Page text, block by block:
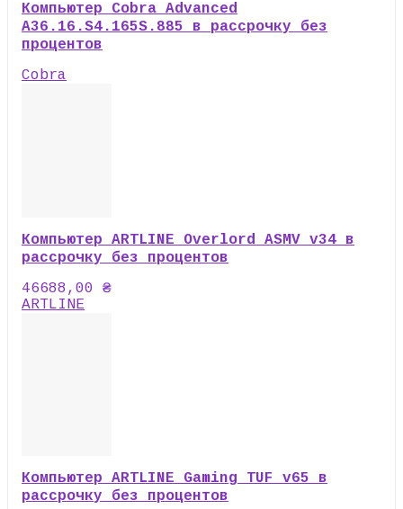
Компьютер Cobra Advanced
A36.16.S4.165S.885 в рассрочку без
процентов
Cobra
Компьютер ARTLINE Overlord ASMV v34 в
рассрочку без процентов
46688,00 ₴
ARTLINE
Компьютер ARTLINE Gaming TUF v65 в
рассрочку без процентов